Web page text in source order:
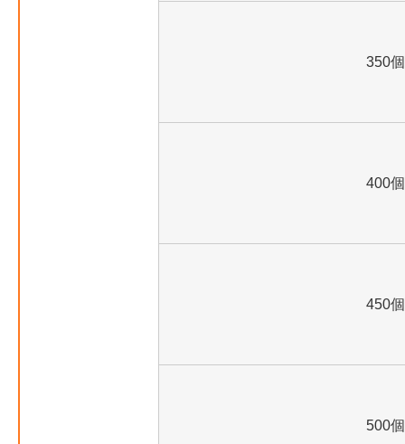
350個
400個
450個
500個